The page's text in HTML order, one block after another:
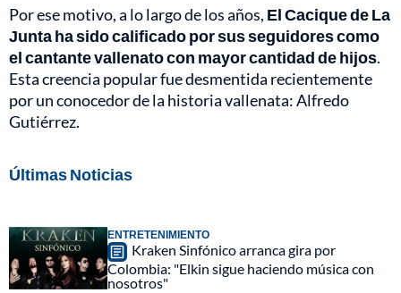
Por ese motivo, a lo largo de los años, El Cacique de La
Junta ha sido calificado por sus seguidores como
el cantante vallenato con mayor cantidad de hijos.
Esta creencia popular fue desmentida recientemente
por un conocedor de la historia vallenata: Alfredo
Gutiérrez.
Últimas Noticias
ENTRETENIMIENTO
Kraken Sinfónico arranca gira por
Colombia: "Elkin sigue haciendo música con
nosotros"